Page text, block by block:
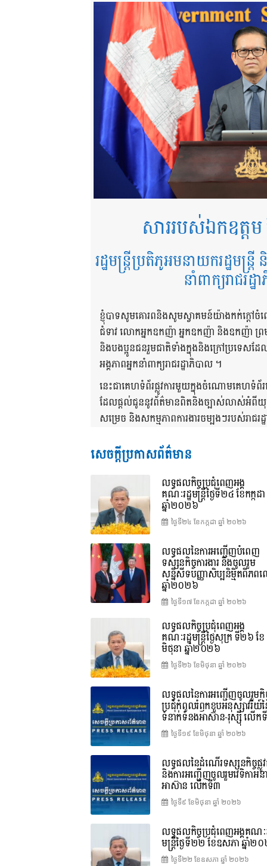
សាររបស់ឯកឧត្ត
រដ្ឋមន្ត្រីប្រតិភូអមនាយករដ្ឋមន្ត្
នាំពាក្យរាជរដ្
ខ្ញុំបាទសូមគោរពនិងសូមស្វាគមន៍យ៉ាងកក់ក្តៅចំ
ជំទាវ លោកអ្នកឧកញ៉ា អ្នកឧកញ៉ា និងឧកញ៉ា
និងបងប្អូនជនរួមជាតិទាំងក្នុងនិងក្រៅប្រទេស
អង្គភាពអ្នកនាំពាក្យរាជរដ្ឋាភិបាល ។
នេះជាគេហទំព័រផ្លូវការមួយក្នុងចំណោមគេហទំព័
ដែលផ្តល់ជូននូវព័ត៌មានពិតនិងច្បាស់លាស់អំពីយុ
សម្រេច និងសកម្មភាពការងារចម្បងៗរបស់រាជរដ្
សេចក្តីប្រកាសព័ត៌មាន
លទ្ធផលកិច្ចប្រជុំពេញអង្គ
គណៈរដ្ឋមន្រ្តីថ្ងៃទី២៤ ខែកក្កដា
ឆ្នាំ២០២៦
ថ្ងៃទី២៤ ខែ​កក្កដា ឆ្នាំ ២០២៦
លទ្ធផលនៃការអញ្ជើញបំពេញ
ទស្សនកិច្ចការងារ និងចូលរួម
សន្និសីទបញ្ញាសិប្បនិម្មិតពិភព
ឆ្នាំ២០២៦
ថ្ងៃទី១៧ ខែ​កក្កដា ឆ្នាំ ២០២៦
លទ្ធផលកិច្ចប្រជុំពេញអង្គ
គណៈរដ្ឋមន្រ្តីថ្ងៃសុក្រ ទី២៦ ខែ
មិថុនា ឆ្នាំ២០២៦
ថ្ងៃទី២៦ ខែ​មិថុនា ឆ្នាំ ២០២៦
លទ្ធផលនៃការអញ្ជើញចូលរួមកិ
ប្រជុំកំពូលរំឭកខួបអនុស្សាវរីយ៍
ទំនាក់ទំនងអាស៊ាន-រុស្ស៊ី លើ
ថ្ងៃទី១៩ ខែ​មិថុនា ឆ្នាំ ២០២៦
លទ្ធផលនៃដំណើរទស្សនកិច្ចផ្លូវ
និងការអញ្ជើញចូលរួមវេទិកាអ
អាស៊ាន លើកទី៣
ថ្ងៃទី៩ ខែ​មិថុនា ឆ្នាំ ២០២៦
លទ្ធផលកិច្ចប្រជុំពេញអង្គគណៈ
មន្ត្រីថ្ងៃទី២២ ខែឧសភា ឆ្នាំ២
ថ្ងៃទី២២ ខែ​ឧសភា ឆ្នាំ ២០២៦